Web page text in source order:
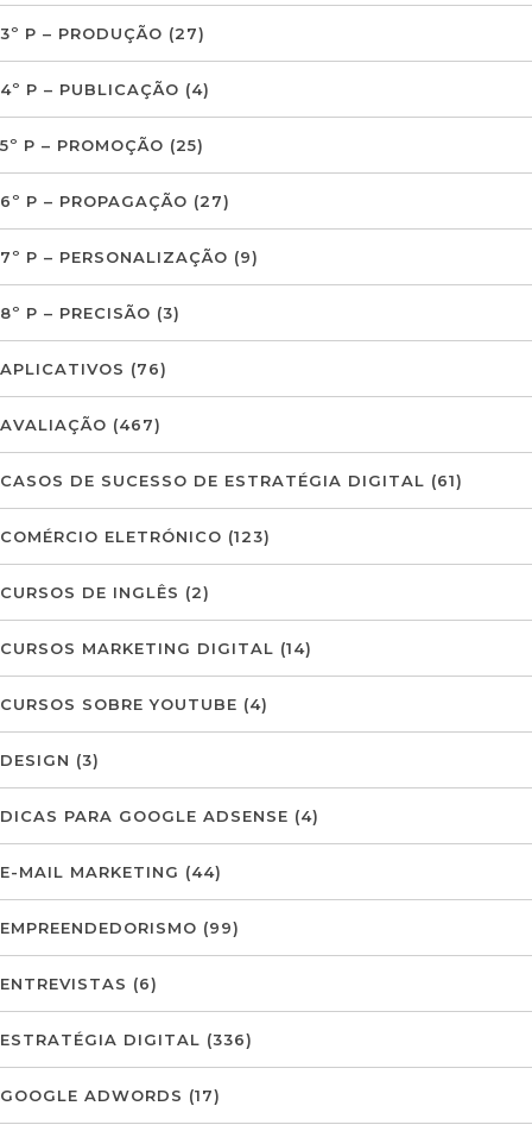
3º P – PRODUÇÃO (27)
4º P – PUBLICAÇÃO (4)
5º P – PROMOÇÃO (25)
6º P – PROPAGAÇÃO (27)
7º P – PERSONALIZAÇÃO (9)
8º P – PRECISÃO (3)
APLICATIVOS (76)
AVALIAÇÃO (467)
CASOS DE SUCESSO DE ESTRATÉGIA DIGITAL (61)
COMÉRCIO ELETRÓNICO (123)
CURSOS DE INGLÊS (2)
CURSOS MARKETING DIGITAL (14)
CURSOS SOBRE YOUTUBE (4)
DESIGN (3)
DICAS PARA GOOGLE ADSENSE (4)
E-MAIL MARKETING (44)
EMPREENDEDORISMO (99)
ENTREVISTAS (6)
ESTRATÉGIA DIGITAL (336)
GOOGLE ADWORDS (17)